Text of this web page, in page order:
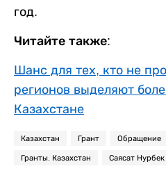
год.
Читайте также:
Шанс для тех, кто не
регионов выделяют
Казахстане
Казахстан Грант Обращение
Гранты. Казахстан Саясат Нурбек